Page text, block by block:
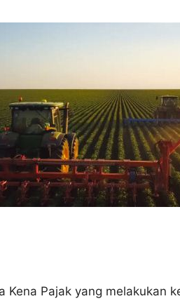
Kena Pajak yang melakukan